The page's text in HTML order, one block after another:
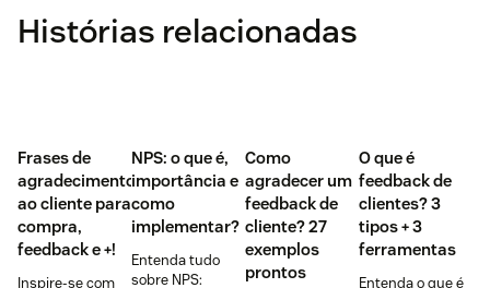
Histórias relacionadas
Frases de
agradecimento
ao cliente para
compra,
feedback e +!
Inspire-se com
NPS: o que é,
importância e
como
implementar?
Entenda tudo
sobre NPS:
Como
agradecer um
feedback de
cliente? 27
exemplos
prontos
O que é
feedback de
clientes? 3
tipos + 3
ferramentas
Entenda o que é